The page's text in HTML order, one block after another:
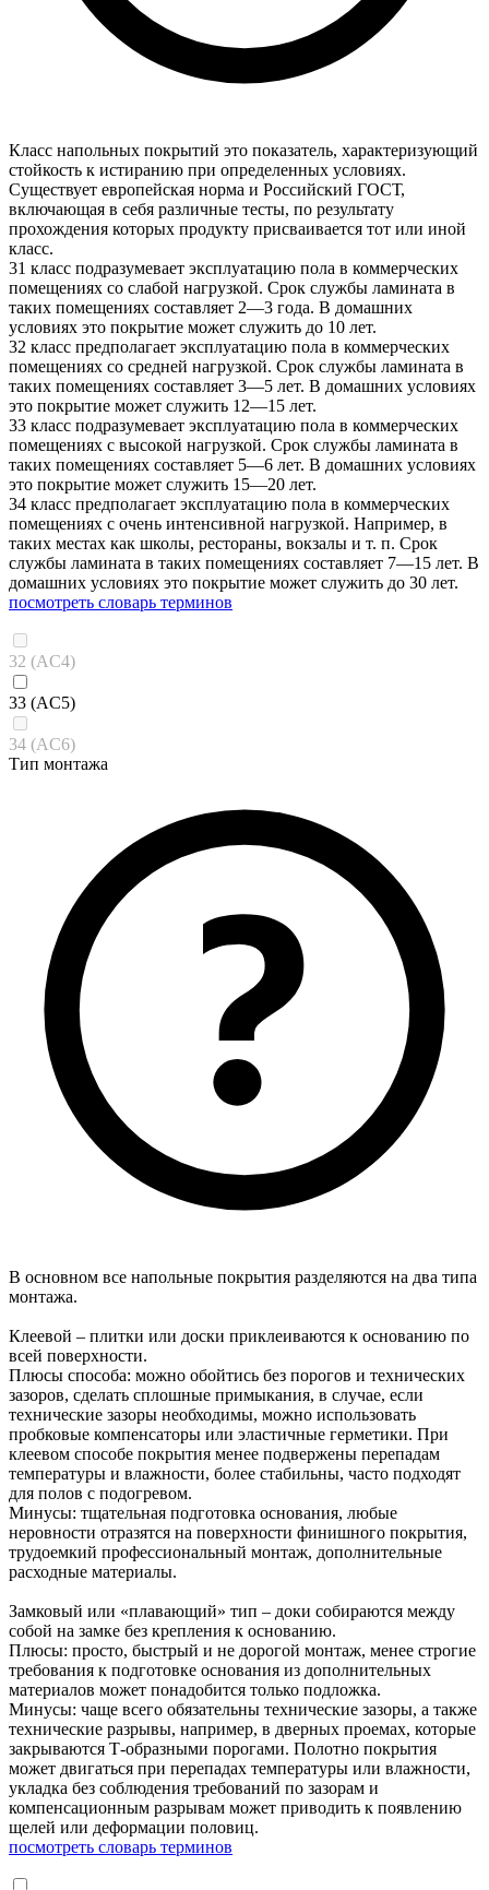
Класс напольных покрытий это показатель, характеризующий
стойкость к истиранию при определенных условиях.
Существует европейская норма и Российский ГОСТ,
включающая в себя различные тесты, по результату
прохождения которых продукту присваивается тот или иной
класс.
31 класс подразумевает эксплуатацию пола в коммерческих
помещениях со слабой нагрузкой. Срок службы ламината в
таких помещениях составляет 2—3 года. В домашних
условиях это покрытие может служить до 10 лет.
32 класс предполагает эксплуатацию пола в коммерческих
помещениях со средней нагрузкой. Срок службы ламината в
таких помещениях составляет 3—5 лет. В домашних условиях
это покрытие может служить 12—15 лет.
33 класс подразумевает эксплуатацию пола в коммерческих
помещениях с высокой нагрузкой. Срок службы ламината в
таких помещениях составляет 5—6 лет. В домашних условиях
это покрытие может служить 15—20 лет.
34 класс предполагает эксплуатацию пола в коммерческих
помещениях с очень интенсивной нагрузкой. Например, в
таких местах как школы, рестораны, вокзалы и т. п. Срок
службы ламината в таких помещениях составляет 7—15 лет. В
домашних условиях это покрытие может служить до 30 лет.
посмотреть словарь терминов
32 (AC4)
33 (AC5)
34 (AC6)
Тип монтажа
В основном все напольные покрытия разделяются на два типа
монтажа.
Клеевой – плитки или доски приклеиваются к основанию по
всей поверхности.
Плюсы способа: можно обойтись без порогов и технических
зазоров, сделать сплошные примыкания, в случае, если
технические зазоры необходимы, можно использовать
пробковые компенсаторы или эластичные герметики. При
клеевом способе покрытия менее подвержены перепадам
температуры и влажности, более стабильны, часто подходят
для полов с подогревом.
Минусы: тщательная подготовка основания, любые
неровности отразятся на поверхности финишного покрытия,
трудоемкий профессиональный монтаж, дополнительные
расходные материалы.
Замковый или «плавающий» тип – доки собираются между
собой на замке без крепления к основанию.
Плюсы: просто, быстрый и не дорогой монтаж, менее строгие
требования к подготовке основания из дополнительных
материалов может понадобится только подложка.
Минусы: чаще всего обязательны технические зазоры, а также
технические разрывы, например, в дверных проемах, которые
закрываются Т-образными порогами. Полотно покрытия
может двигаться при перепадах температуры или влажности,
укладка без соблюдения требований по зазорам и
компенсационным разрывам может приводить к появлению
щелей или деформации половиц.
посмотреть словарь терминов